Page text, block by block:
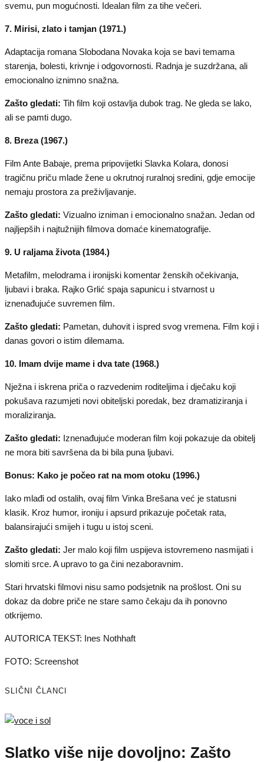
svemu, pun mogućnosti. Idealan film za tihe večeri.
7. Mirisi, zlato i tamjan (1971.)
Adaptacija romana Slobodana Novaka koja se bavi temama
starenja, bolesti, krivnje i odgovornosti. Radnja je suzdržana, ali
emocionalno iznimno snažna.
Zašto gledati: Tih film koji ostavlja dubok trag. Ne gleda se lako,
ali se pamti dugo.
8. Breza (1967.)
Film Ante Babaje, prema pripovijetki Slavka Kolara, donosi
tragičnu priču mlade žene u okrutnoj ruralnoj sredini, gdje emocije
nemaju prostora za preživljavanje.
Zašto gledati: Vizualno izniman i emocionalno snažan. Jedan od
najljepših i najtužnijih filmova domaće kinematografije.
9. U raljama života (1984.)
Metafilm, melodrama i ironijski komentar ženskih očekivanja,
ljubavi i braka. Rajko Grlić spaja sapunicu i stvarnost u
iznenađujuće suvremen film.
Zašto gledati: Pametan, duhovit i ispred svog vremena. Film koji i
danas govori o istim dilemama.
10. Imam dvije mame i dva tate (1968.)
Nježna i iskrena priča o razvedenim roditeljima i dječaku koji
pokušava razumjeti novi obiteljski poredak, bez dramatiziranja i
moraliziranja.
Zašto gledati: Iznenađujuće moderan film koji pokazuje da obitelj
ne mora biti savršena da bi bila puna ljubavi.
Bonus: Kako je počeo rat na mom otoku (1996.)
Iako mlađi od ostalih, ovaj film Vinka Brešana već je statusni
klasik. Kroz humor, ironiju i apsurd prikazuje početak rata,
balansirajući smijeh i tugu u istoj sceni.
Zašto gledati: Jer malo koji film uspijeva istovremeno nasmijati i
slomiti srce. A upravo to ga čini nezaboravnim.
Stari hrvatski filmovi nisu samo podsjetnik na prošlost. Oni su
dokaz da dobre priče ne stare samo čekaju da ih ponovno
otkrijemo.
AUTORICA TEKST: Ines Nothhaft
FOTO: Screenshot
SLIČNI ČLANCI
Slatko više nije dovoljno: Zašto